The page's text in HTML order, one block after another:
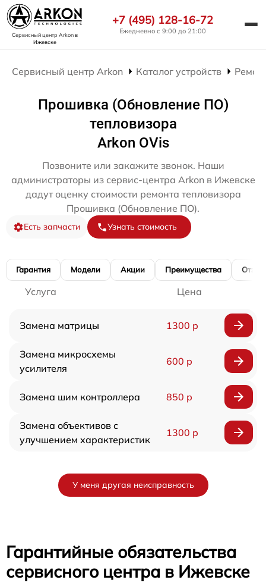
Сервисный центр Arkonв
Ижевске
+7 (495) 128-16-72
Ежедневно с 9:00 до 21:00
Сервисный центр Arkon Каталог устройств
Прошивка (Обновление ПО)
тепловизора
Arkon OVis
Позвоните или закажите звонок. Наши
администраторы из сервис-центра Arkon в Ижевске
дадут оценку стоимости ремонта тепловизора
Прошивка (Обновление ПО).
Есть запчасти Узнать стоимость
Гарантия Модели Акции Преимущества
Услуга Цена
Замена матрицы 1300 р
Замена микросхемы
усилителя
600 р
Замена шим контроллера 850 р
Замена объективов с
улучшением характеристик
1300 р
У меня другая неисправность
Гарантийные обязательства
сервисного центра в Ижевске